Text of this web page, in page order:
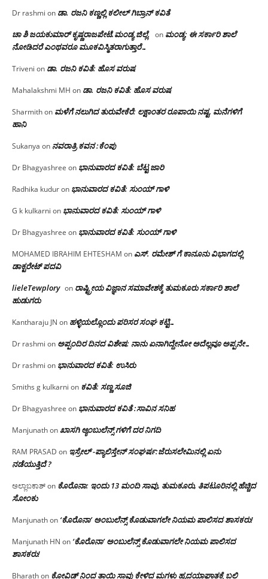
Dr rashmi on ಡಾ. ರಜನಿ‌ ಕಣ್ಣಲ್ಲಿ ಕಲೀಲ್ ಗಿಬ್ರಾನ್ ಕವಿತೆ
ಚಾ ಶಿ ಜಯಕುಮಾರ್ ಕೃಷ್ಣರಾಜಪೇಟೆ.ಮಂಡ್ಯ ಜಿಲ್ಲೆ. on ಮಂಡ್ಯ: ಈ ಸರ್ಕಾರಿ ಶಾಲೆ
ನೋಡಿದರೆ ಎಂಥವರೂ ಮೂಕವಿಸ್ಮಿತರಾಗುತ್ತಾರೆ…
Triveni on ಡಾ. ರಜನಿ ಕವಿತೆ: ಹೊಸ ವರುಷ
Mahalakshmi MH on ಡಾ. ರಜನಿ ಕವಿತೆ: ಹೊಸ ವರುಷ
Sharmithon ಮಳೆಗೆ ನಲುಗಿದ ತುರುವೇಕೆರೆ: ಲಕ್ಷಾಂತರ ರೂಪಾಯಿ ನಷ್ಟ, ಮನೆಗಳಿಗೆ
ಹಾನಿ
Sukanya on ನವರಾತ್ರಿ ಕವನ :ಕೆಂಪು
Dr Bhagyashree on ಭಾನುವಾರದ ಕವಿತೆ: ಬೆಟ್ಟ ಜಾರಿ
Radhika kuduron ಭಾನುವಾರದ ಕವಿತೆ: ಸುಂಯ್ ಗಾಳಿ
G k kulkarni on ಭಾನುವಾರದ ಕವಿತೆ: ಸುಂಯ್ ಗಾಳಿ
Dr Bhagyashree on ಭಾನುವಾರದ ಕವಿತೆ: ಸುಂಯ್ ಗಾಳಿ
MOHAMED IBRAHIM EHTESHAM on ಎಸ್. ರಮೇಶ್ ಗೆ ಕಾನೂನು ವಿಭಾಗದಲ್ಲಿ
ಡಾಕ್ಟರೇಟ್ ಪದವಿ
lieleTewplory on ರಾಷ್ಟ್ರೀಯ ವಿಜ್ಞಾನ ಸಮಾವೇಶಕ್ಕೆ‌ ತುಮಕೂರು ಸರ್ಕಾರಿ ಶಾಲೆ
ಹುಡುಗರು
Kantharaju JN on ಹಳ್ಳಿಯಲ್ಲೊಂದು ಪರಿಸರ ಸಂಘ ಕಟ್ಟಿ…
Dr rashmi on ಅಪ್ಪಂದಿರ ದಿನದ ವಿಶೇಷ: ನಾನು ಏನಾಗಿದ್ದೇನೋ‌ ಅದೆಲ್ಲವೂ ಅಪ್ಪನೇ…
Dr rashmi on ಭಾನುವಾರದ ಕವಿತೆ: ಉಸಿರು
Smiths g kulkarni on ಕವಿತೆ: ಸಣ್ಣ ಸೂಜಿ
Dr Bhagyashree on ಭಾನುವಾರದ ಕವಿತೆ :ಸಾವಿನ ಸನಿಹ
Manjunathonಖಾಸಗಿ ಆ್ಯಂಬುಲೆನ್ಸ್ ಗಳಿಗೆ ದರ ನಿಗದಿ
RAM PRASAD on ಇಸ್ರೇಲ್ -ಪ್ಯಾಲಿಸ್ತೇನ್ ಸಂಘರ್ಷ:ಜೆರುಸಲೇಮಿನಲ್ಲಿ ಏನು
ನಡೆಯುತ್ತಿದೆ ?
ಅಲ್ಲಾಬಕಾಶ್on ಕೊರೊನಾ: ಇಂದು 13 ಮಂದಿ ಸಾವು, ತುಮಕೂರು, ತಿಪಟೂರಿನಲ್ಲಿ ಹೆಚ್ಚಿದ
ಸೋಂಕು
Manjunathon ‘ಕೊರೊನಾ’ ಅಂಬುಲೆನ್ಸ್ ಕೊಡುವಾಗಲೇ ನಿಯಮ ಪಾಲಿಸದ ಶಾಸಕರು!
Manjunath HN on ‘ಕೊರೊನಾ’ ಅಂಬುಲೆನ್ಸ್ ಕೊಡುವಾಗಲೇ ನಿಯಮ ಪಾಲಿಸದ
ಶಾಸಕರು!
Bharathon ಕೋವಿಡ್ ನಿಂದ ತಾಯಿ ಸಾವು ಕೇಳಿದ ಮಗಳು ಹೃದಯಾಘಾತಕ್ಕೆ ಬಲಿ